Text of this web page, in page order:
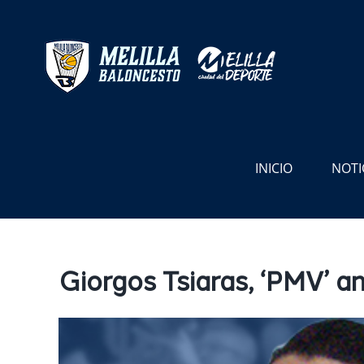
contenido
INICIO
Giorgos Tsiaras, ‘PMV’
imagen